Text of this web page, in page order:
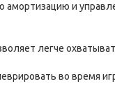
и
легче
во время